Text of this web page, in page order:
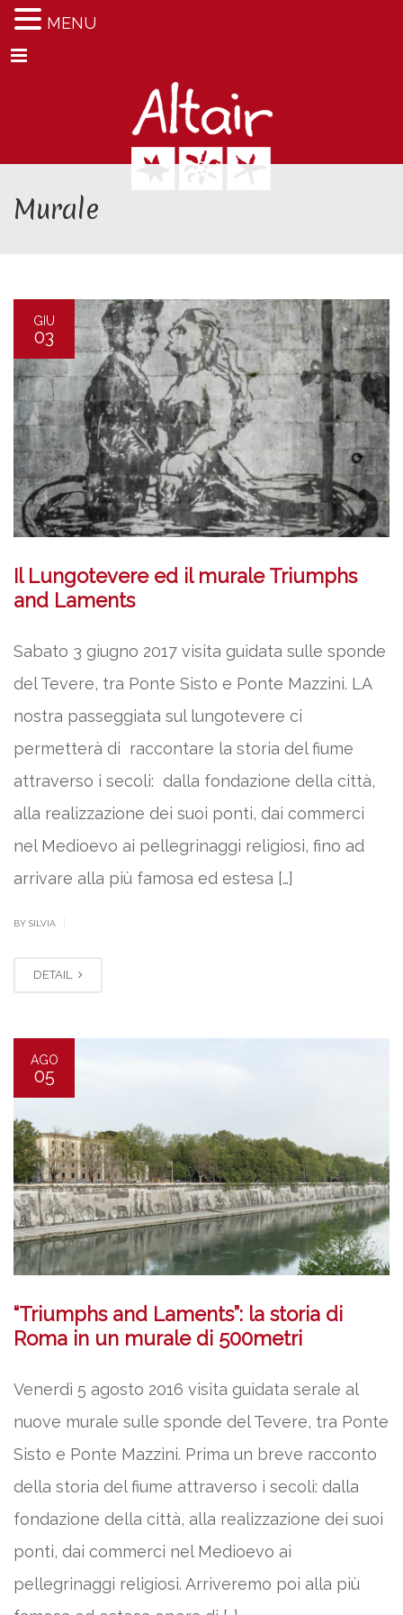
Menu
Murale
GIU
03
Il Lungotevere ed il murale Triumphs
and Laments
Sabato 3 giugno 2017 visita guidata sulle sponde
del Tevere, tra Ponte Sisto e Ponte Mazzini. LA
nostra passeggiata sul lungotevere ci
permetterà di raccontare la storia del fiume
attraverso i secoli: dalla fondazione della città,
alla realizzazione dei suoi ponti, dai commerci
nel Medioevo ai pellegrinaggi religiosi, fino ad
arrivare alla più famosa ed estesa […]
BY SILVIA
DETAIL
AGO
05
“Triumphs and Laments”: la storia di
Roma in un murale di 500metri
Venerdì 5 agosto 2016 visita guidata serale al
nuove murale sulle sponde del Tevere, tra Ponte
Sisto e Ponte Mazzini. Prima un breve racconto
della storia del fiume attraverso i secoli: dalla
fondazione della città, alla realizzazione dei suoi
ponti, dai commerci nel Medioevo ai
pellegrinaggi religiosi. Arriveremo poi alla più
MENU